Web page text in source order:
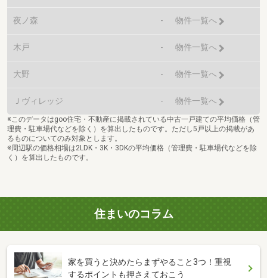
夜ノ森 - 物件一覧へ
木戸 - 物件一覧へ
大野 - 物件一覧へ
Ｊヴィレッジ - 物件一覧へ
※このデータはgoo住宅・不動産に掲載されている中古一戸建ての平均価格（管
理費・駐車場代などを除く）を算出したものです。ただし5戸以上の掲載があ
るものについてのみ対象とします。
※周辺駅の価格相場は2LDK・3K・3DKの平均価格（管理費・駐車場代などを除
く）を算出したものです。
住まいのコラム
家を買うと決めたらまずやること3つ！重視
するポイントも押さえておこう